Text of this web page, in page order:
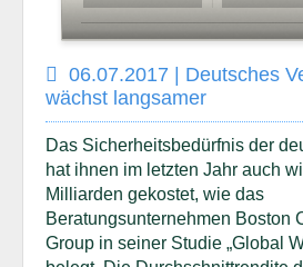
06.07.2017 | Deutsches
wächst langsamer
Das Sicherheitsbedürfnis der
hat ihnen im letzten Jahr auch
Milliarden gekostet, wie das
Beratungsunternehmen Boston
Group in seiner Studie „Global